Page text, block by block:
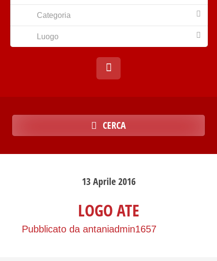
Categoria
Luogo
CERCA
13Aprile2016
LOGO ATE
Pubblicato da antaniadmin1657